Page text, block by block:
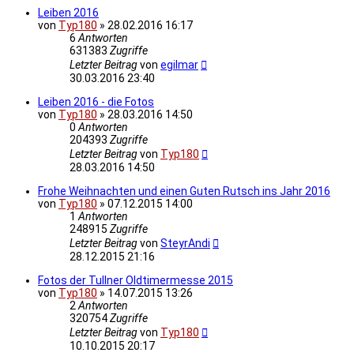
Leiben 2016
von Typ180 » 28.02.2016 16:17
6Antworten
631383 Zugriffe
Letzter Beitragvon egilmar
30.03.2016 23:40
Leiben 2016 - die Fotos
von Typ180 » 28.03.2016 14:50
0Antworten
204393 Zugriffe
Letzter Beitragvon Typ180
28.03.2016 14:50
Frohe Weihnachten und einen Guten Rutsch ins Jahr 2016
von Typ180 » 07.12.2015 14:00
1Antworten
248915 Zugriffe
Letzter Beitragvon SteyrAndi
28.12.2015 21:16
Fotos der Tullner Oldtimermesse 2015
von Typ180 » 14.07.2015 13:26
2Antworten
320754Zugriffe
Letzter Beitragvon Typ180
10.10.2015 20:17